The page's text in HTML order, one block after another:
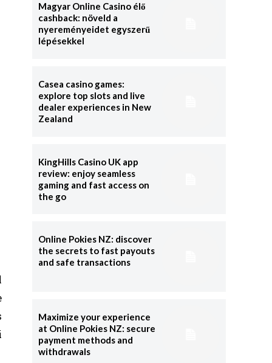
Magyar Online Casino élő
cashback: növeld a
nyereményeidet egyszerű
lépésekkel
Casea casino games:
explore top slots and live
dealer experiences in New
Zealand
KingHills Casino UK app
review: enjoy seamless
gaming and fast access on
the go
Online Pokies NZ: discover
the secrets to fast payouts
and safe transactions
Maximize your experience
at Online Pokies NZ: secure
payment methods and
withdrawals